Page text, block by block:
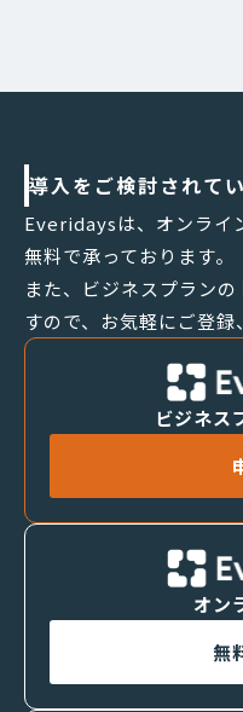
導入をご検討されて
Everidaysは、オンライ
無料で承っております。
また、ビジネスプラン
すので、お気軽にご登録
ビジネス
オン
無